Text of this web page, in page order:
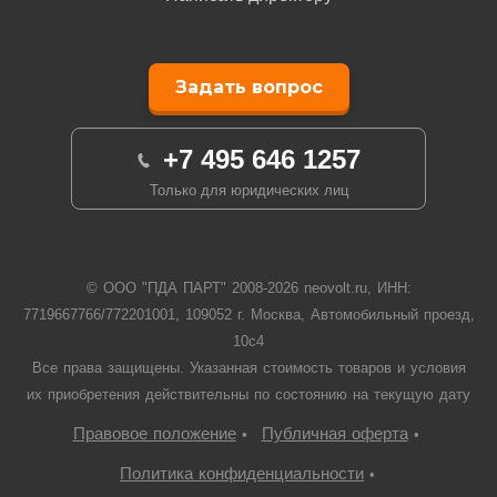
Задать вопрос
+7 495 646 1257
Только для юридических лиц
© ООО "ПДА ПАРТ" 2008-2026neovolt.ru, ИНН:
7719667766/772201001, 109052 г. Москва, Автомобильный проезд,
10с4
Все права защищены. Указанная стоимость товаров и условия
их приобретения действительны по состоянию на текущую дату
Правовое положение• Публичная оферта•
Политика конфиденциальности •